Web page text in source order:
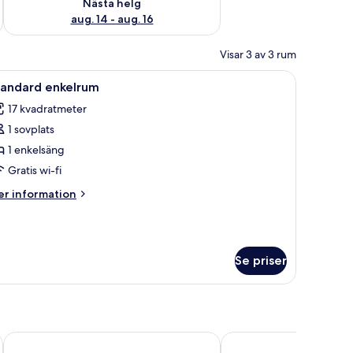
Nästa helg
aug. 14 - aug. 16
Visar 3 av 3 rum
en stol, ett fönster med persienner och en stor blomstermålning på
Ett hotellrum med en säng, ett
2 enkelrum
17 kvadratmeter
1 sovplats
1 enkelsäng
Gratis wi-fi
information
Se priser
Hotel Schultheiss 52 Hotel Bellevue